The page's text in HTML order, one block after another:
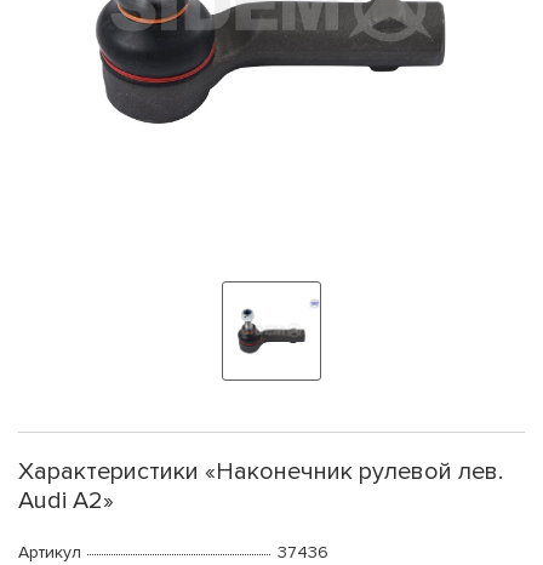
Характеристики «Наконечник рулевой лев.
Audi A2»
Артикул
37436